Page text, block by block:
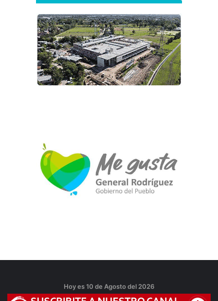
Hoy es 10 de Agosto del 2026